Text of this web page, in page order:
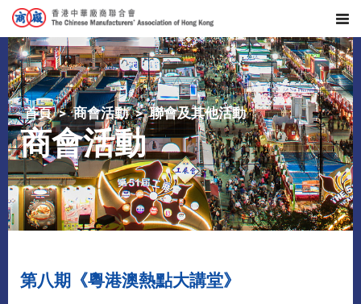
首頁 商會活動 聯會及其他活動
商會活動
第八期《粵港澳熱點大講堂》